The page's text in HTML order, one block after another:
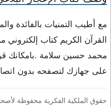
مع أطيب التمنيات بالفائدة
القرآن الكريم كتاب
محمد حسين سلامة .بامكانك
على جهازك لتصفحه بدون
حقوق الملكية الفكرية محفوظة